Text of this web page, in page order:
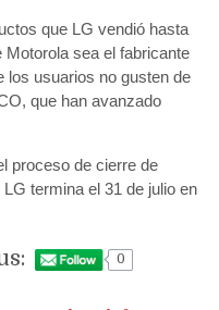
que LG vendió hasta
sea el fabricante
los usuarios no gusten de
que han avanzado
proceso de cierre de
termina el 31 de julio en
0